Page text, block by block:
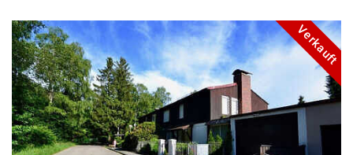
Verkauft